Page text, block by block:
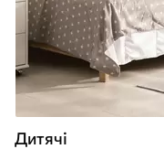
Дитячі